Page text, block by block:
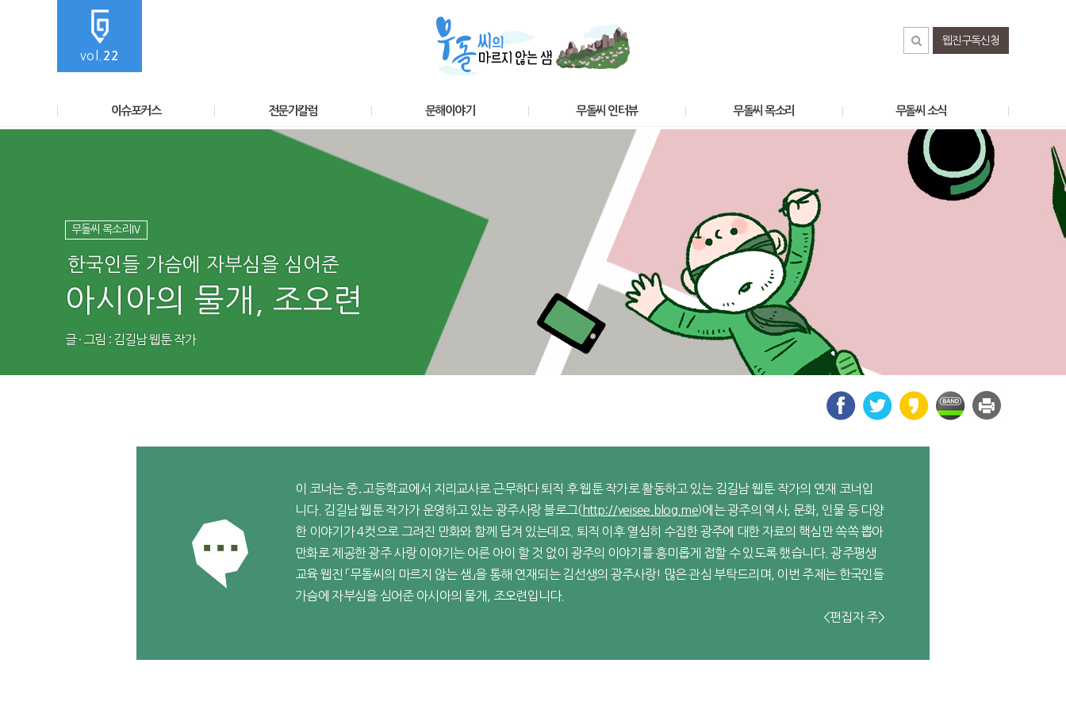
vol. 22
웹진구독신청
이슈포커스 전문가칼럼 문해이야기 무돌씨 인터뷰 무돌씨 목소리 무돌씨 소식
무돌씨 목소리Ⅳ
한국인들 가슴에 자부심을 심어준
아시아의 물개, 조오련
글 · 그림 : 김길남 웹툰 작가
이 코너는 중․고등학교에서 지리교사로 근무하다 퇴직 후 웹툰 작가로 활동하고 있는 김길남 웹툰 작가의 연재 코너입
니다. 김길남 웹툰 작가가 운영하고 있는 광주사랑 블로그( http://yeisee.blog.me)에는 광주의 역사, 문화, 인물 등 다양
한 이야기가 4컷으로 그려진 만화와 함께 담겨 있는데요. 퇴직 이후 열심히 수집한 광주에 대한 자료의 핵심만 쏙쏙 뽑아
만화로 제공한 광주 사랑 이야기는 어른 아이 할 것 없이 광주의 이야기를 흥미롭게 접할 수 있도록 했습니다. 광주평생
교육 웹진 「무돌씨의 마르지 않는 샘」을 통해 연재되는 김선생의 광주사랑! 많은 관심 부탁드리며, 이번 주제는 한국인들
가슴에 자부심을 심어준 아시아의 물개, 조오련입니다.
<편집자 주>